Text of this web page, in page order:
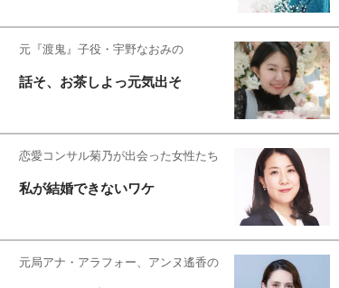
元『渡鬼』子役・宇野なおみの
話そ、お茶しよっ元気出そ
恋愛コンサル菊乃が出会った女性たち
私が結婚できないワケ
元局アナ・アラフォー、アンヌ遙香の